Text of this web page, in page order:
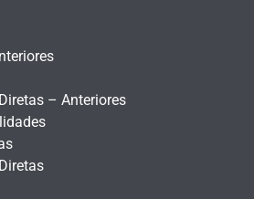
– Anteriores